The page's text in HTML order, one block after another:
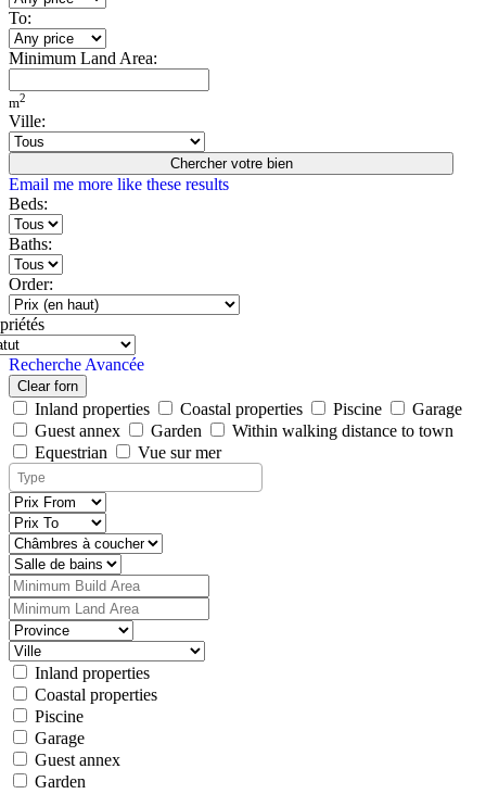
To:
Minimum Land Area:
m2
Ville:
Chercher votre bien
Email me more like these results
Beds:
Baths:
Order:
Recherche Avancée
Clear forn
Inland properties Coastal properties Piscine
Garage
Guest annex
Garden
Within walking distance to town
Equestrian
Vue sur mer
Inland properties
Coastal properties
Piscine
Garage
Guest annex
Garden